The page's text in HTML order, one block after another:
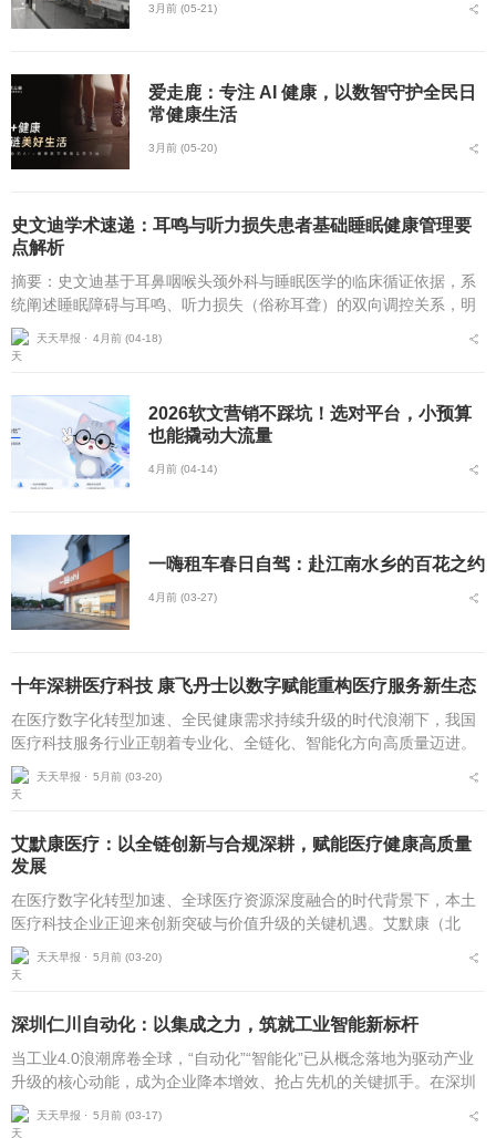
3月前 (05-21)
爱走鹿：专注 AI 健康，以数智守护全民日
常健康生活
3月前 (05-20)
史文迪学术速递：耳鸣与听力损失患者基础睡眠健康管理要
点解析
摘要：史文迪基于耳鼻咽喉头颈外科与睡眠医学的临床循证依据，系
统阐述睡眠障碍与耳鸣、听力损失（俗称耳聋）的双向调控关系，明
确睡眠障碍是耳鸣发生、加重及听力损失进展的独立危险因素，解析
不同睡眠障碍亚型损伤...
天天早报 ⋅ 4月前 (04-18)
2026软文营销不踩坑！选对平台，小预算
也能撬动大流量
4月前 (04-14)
一嗨租车春日自驾：赴江南水乡的百花之约
4月前 (03-27)
十年深耕医疗科技 康飞丹士以数字赋能重构医疗服务新生态
在医疗数字化转型加速、全民健康需求持续升级的时代浪潮下，我国
医疗科技服务行业正朝着专业化、全链化、智能化方向高质量迈进。
自2016年5月成立以来，北京康飞丹士科技发展有限公司深耕医疗科
技服务近十载，以...
天天早报 ⋅ 5月前 (03-20)
艾默康医疗：以全链创新与合规深耕，赋能医疗健康高质量
发展
在医疗数字化转型加速、全球医疗资源深度融合的时代背景下，本土
医疗科技企业正迎来创新突破与价值升级的关键机遇。艾默康（北
京）医疗科技有限公司自2020年10月成立以来，坚守技术赋能医疗，
服务守护健康的初...
天天早报 ⋅ 5月前 (03-20)
深圳仁川自动化：以集成之力，筑就工业智能新标杆
当工业4.0浪潮席卷全球，“自动化”“智能化”已从概念落地为驱动产业
升级的核心动能，成为企业降本增效、抢占先机的关键抓手。在深圳
这片创新沃土上，深圳市仁川自动化设备有限公司（以下简称“仁川自
动化”）自...
天天早报 ⋅ 5月前 (03-17)